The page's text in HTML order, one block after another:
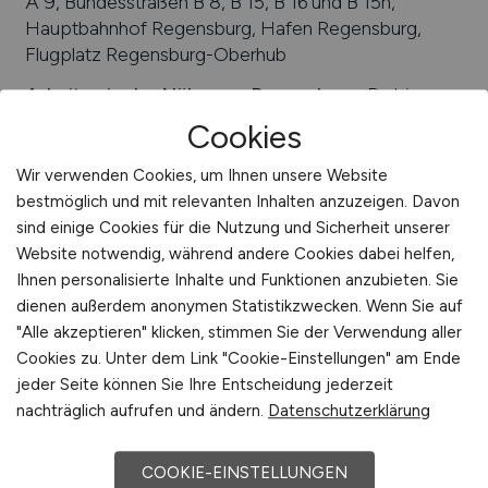
Hauptbahnhof Regensburg, Hafen Regensburg,
Flugplatz Regensburg-Oberhub
Arbeiten in der Nähe vonRegensburg:Barbing,
Bayern, Oberpfalz, Obertraubling, Pettendorf,
Zeitlarn, Tegernheim, Lappersdorf, Pentling, Sinzing,
Wenzenbach, Landkreis Regensburg, Neutraubling
Universitäten/Hochschulen:Universität
Regensburg, Ostbayerische Technisch Hochschule
Regensburg
Beliebte Jobs inRegensburg/Branchen:Handel,
Dienstleistungen, IT, Mikroelektronik,
Gesundheitswesen, Elektrotechnik, Tourismus,
Sensorik, Verwaltung, Automobilbau, Maschinenbau,
Energietechnik, Biotechnologie, Baugewerbe,
Beliebte Arbeitgeber inRegensburg, die
Cookies
Wir verwenden Cookies, um Ihnen unsere Website
bestmöglich und mit relevanten Inhalten anzuzeigen. Davon
sind einige Cookies für die Nutzung und Sicherheit unserer
Website notwendig, während andere Cookies dabei helfen,
Ihnen personalisierte Inhalte und Funktionen anzubieten. Sie
dienen außerdem anonymen Statistikzwecken. Wenn Sie auf
"Alle akzeptieren" klicken, stimmen Sie der Verwendung aller
Cookies zu. Unter dem Link "Cookie-Einstellungen" am Ende
jeder Seite können Sie Ihre Entscheidung jederzeit
nachträglich aufrufen und ändern. Datenschutzerklärung
COOKIE-EINSTELLUNGEN